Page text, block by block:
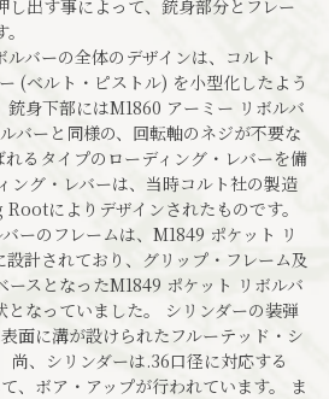
し出す事によって、銃身部分とフレー
バーの全体のデザインは、コルト
(ベルト・ピストル) を小型化したよう
銃身下部にはM1860 アーミー リボルバ
バーと同様の、回転軸のネジが不要な
るタイプのローディング・レバーを備
ング・レバーは、当時コルト社の製造
によりデザインされたものです。
ーのフレームは、M1849 ポケット リ
計されており、グリップ・フレーム及
ースとなったM1849 ポケット リボルバ
となっていました。 シリンダーの装弾
面に溝が設けられたフルーテッド・シ
尚、シリンダーは.36口径に対応する
、ボア・アップが行われています。 ま